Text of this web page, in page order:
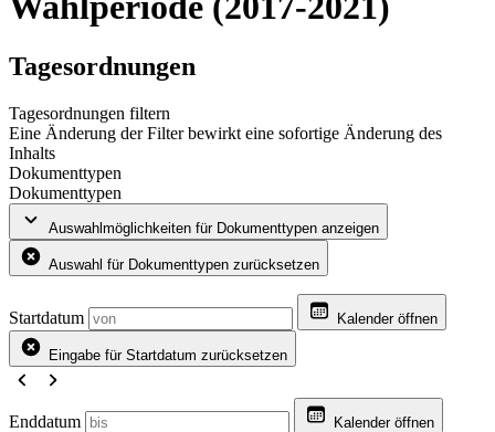
Tagesordnungen
Tagesordnungen filtern
Eine Änderung der Filter bewirkt eine sofortige Änderung des
Inhalts
Dokumenttypen
Dokumenttypen
Auswahlmöglichkeiten für Dokumenttypen anzeigen
Auswahl für Dokumenttypen zurücksetzen
Startdatum Kalender öffnen
Eingabe für Startdatum zurücksetzen
Enddatum Kalender öffnen